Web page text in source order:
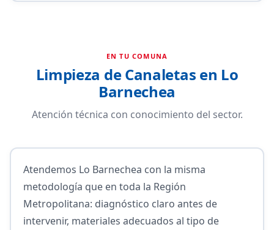
EN TU COMUNA
Limpieza de Canaletas en Lo
Barnechea
Atención técnica con conocimiento del sector.
Atendemos Lo Barnechea con la misma
metodología que en toda la Región
Metropolitana: diagnóstico claro antes de
intervenir, materiales adecuados al tipo de